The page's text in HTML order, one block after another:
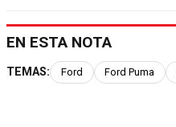
EN ESTA NOTA
TEMAS: Ford Ford Puma